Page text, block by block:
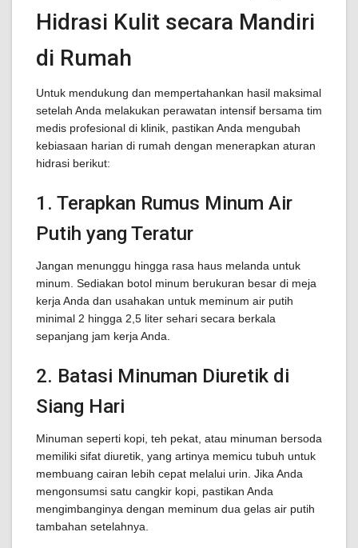
Hidrasi Kulit secara Mandiri
di Rumah
Untuk mendukung dan mempertahankan hasil maksimal
setelah Anda melakukan perawatan intensif bersama tim
medis profesional di klinik, pastikan Anda mengubah
kebiasaan harian di rumah dengan menerapkan aturan
hidrasi berikut:
1. Terapkan Rumus Minum Air
Putih yang Teratur
Jangan menunggu hingga rasa haus melanda untuk
minum. Sediakan botol minum berukuran besar di meja
kerja Anda dan usahakan untuk meminum air putih
minimal 2 hingga 2,5 liter sehari secara berkala
sepanjang jam kerja Anda.
2. Batasi Minuman Diuretik di
Siang Hari
Minuman seperti kopi, teh pekat, atau minuman bersoda
memiliki sifat diuretik, yang artinya memicu tubuh untuk
membuang cairan lebih cepat melalui urin. Jika Anda
mengonsumsi satu cangkir kopi, pastikan Anda
mengimbanginya dengan meminum dua gelas air putih
tambahan setelahnya.